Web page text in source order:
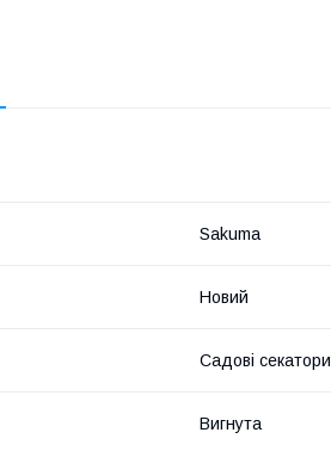
Sakuma
Новий
Садові секатори
Вигнута